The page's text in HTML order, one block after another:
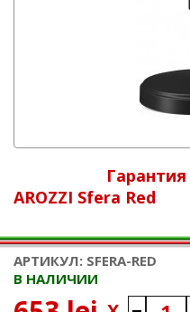
AROZZI Sfera Red
АРТИКУЛ: SFERA-RED
В НАЛИЧИИ